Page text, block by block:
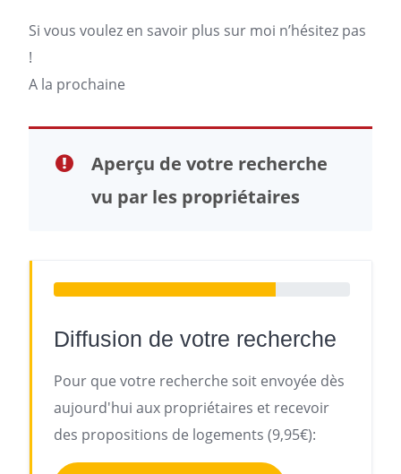
Si vous voulez en savoir plus sur moi n’hésitez pas
!
A la prochaine
Aperçu de votre recherche
vu par les propriétaires
Diffusion de votre recherche
Pour que votre recherche soit envoyée dès
aujourd'hui aux propriétaires et recevoir
des propositions de logements (9,95€):